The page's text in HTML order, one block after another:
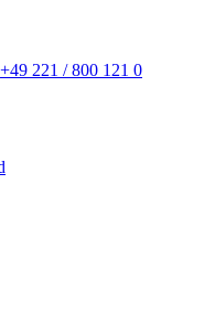
+49 221 / 800 121 0